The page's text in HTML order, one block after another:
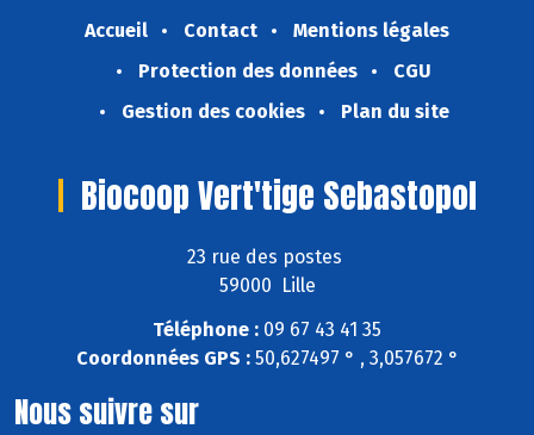
Accueil Contact
Mentions légales
Protection des données
CGU
Gestion des cookies
Plan du site
Biocoop Vert'tige Sebastopol
23 rue des postes
59000 Lille
Téléphone : 09 67 43 41 35
Coordonnées GPS :50,627497 ° , 3,057672 °
Nous suivre sur